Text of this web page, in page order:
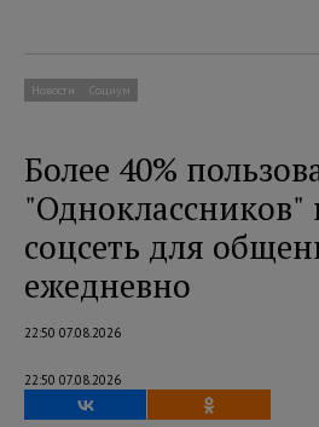
Новости Социум
Более 40%
"Одноклассников"
соцсеть для
ежедневно
22:50 07.08.2026
22:50 07.08.2026